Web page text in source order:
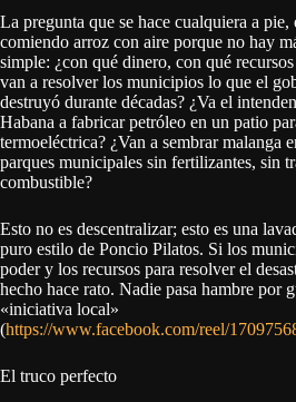
La pregunta que se hace cualquiera a pie,
comiendo arroz con aire porque no hay
simple: ¿con qué dinero, con qué
van a resolver los municipios lo que el
destruyó durante décadas? ¿Va el
Habana a fabricar petróleo en un patio
termoeléctrica? ¿Van a sembrar malanga
parques municipales sin fertilizantes, sin
combustible?
Esto no es descentralizar; esto es una
puro estilo de Poncio Pilatos. Si los
poder y los recursos para resolver el
hecho hace rato. Nadie pasa hambre por
«iniciativa local»
(https://www.facebook.com/reel/
El truco perfecto